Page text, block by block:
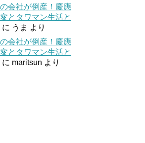
会社が倒産！慶應
とタワマン生活と
に うま より
会社が倒産！慶應
とタワマン生活と
に maritsun より